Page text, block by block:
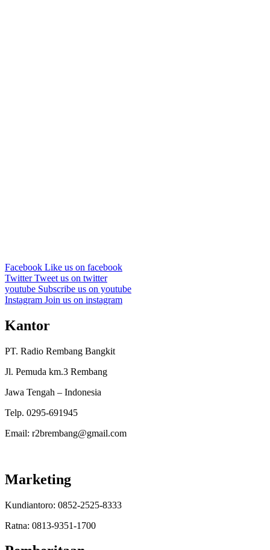
Facebook Like us on facebook
TwitterTweet us on twitter
youtube Subscribe us on youtube
Instagram Join us on instagram
Kantor
PT. Radio Rembang Bangkit
Jl. Pemuda km.3 Rembang
Jawa Tengah – Indonesia
Telp. 0295-691945
Email: r2brembang@gmail.com
Marketing
Kundiantoro: 0852-2525-8333
Ratna: 0813-9351-1700